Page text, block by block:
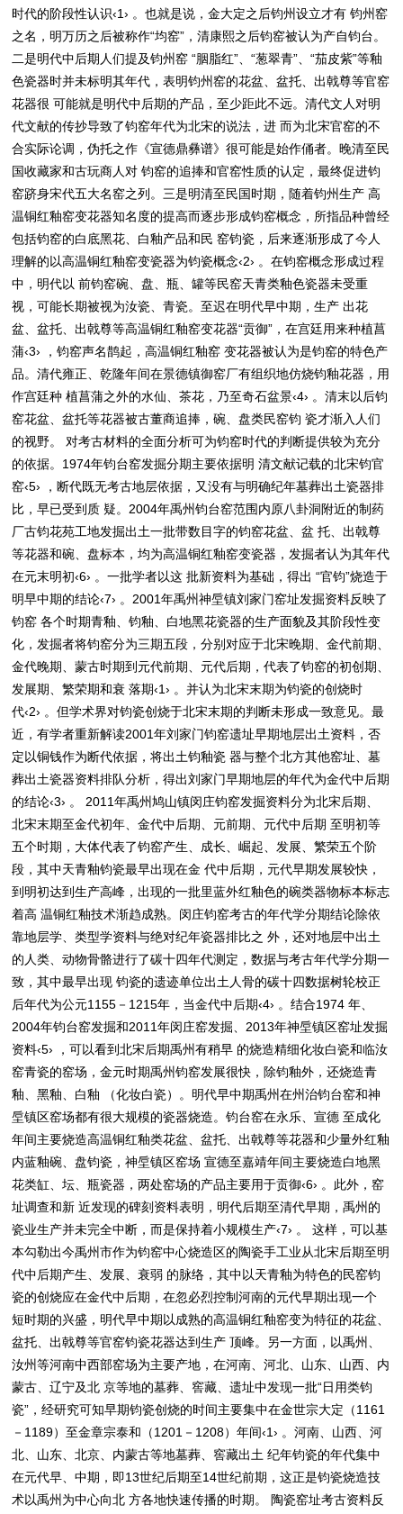
时代的阶段性认识‹1› 。也就是说，金大定之后钧州设立才有 钧州窑
之名，明万历之后被称作“均窑”，清康熙之后钧窑被认为产自钧台。
二是明代中后期人们提及钧州窑 “胭脂红”、“葱翠青”、“茄皮紫”等釉
色瓷器时并未标明其年代，表明钧州窑的花盆、盆托、出戟尊等官窑
花器很 可能就是明代中后期的产品，至少距此不远。清代文人对明
代文献的传抄导致了钧窑年代为北宋的说法，进 而为北宋官窑的不
合实际论调，伪托之作《宣德鼎彝谱》很可能是始作俑者。晚清至民
国收藏家和古玩商人对 钧窑的追捧和官窑性质的认定，最终促进钧
窑跻身宋代五大名窑之列。三是明清至民国时期，随着钧州生产 高
温铜红釉窑变花器知名度的提高而逐步形成钧窑概念，所指品种曾经
包括钧窑的白底黑花、白釉产品和民 窑钧瓷，后来逐渐形成了今人
理解的以高温铜红釉窑变瓷器为钧瓷概念‹2› 。在钧窑概念形成过程
中，明代以 前钧窑碗、盘、瓶、罐等民窑天青类釉色瓷器未受重
视，可能长期被视为汝瓷、青瓷。至迟在明代早中期，生产 出花
盆、盆托、出戟尊等高温铜红釉窑变花器“贡御”，在宫廷用来种植菖
蒲‹3› ，钧窑声名鹊起，高温铜红釉窑 变花器被认为是钧窑的特色产
品。清代雍正、乾隆年间在景德镇御窑厂有组织地仿烧钧釉花器，用
作宫廷种 植菖蒲之外的水仙、茶花，乃至奇石盆景‹4› 。清末以后钧
窑花盆、盆托等花器被古董商追捧，碗、盘类民窑钧 瓷才渐入人们
的视野。 对考古材料的全面分析可为钧窑时代的判断提供较为充分
的依据。1974年钧台窑发掘分期主要依据明 清文献记载的北宋钧官
窑‹5› ，断代既无考古地层依据，又没有与明确纪年墓葬出土瓷器排
比，早已受到质 疑。2004年禹州钧台窑范围内原八卦洞附近的制药
厂古钧花苑工地发掘出土一批带数目字的钧窑花盆、盆 托、出戟尊
等花器和碗、盘标本，均为高温铜红釉窑变瓷器，发掘者认为其年代
在元末明初‹6› 。一批学者以这 批新资料为基础，得出 “官钧”烧造于
明早中期的结论‹7› 。2001年禹州神垕镇刘家门窑址发掘资料反映了
钧窑 各个时期青釉、钧釉、白地黑花瓷器的生产面貌及其阶段性变
化，发掘者将钧窑分为三期五段，分别对应于北宋晚期、金代前期、
金代晚期、蒙古时期到元代前期、元代后期，代表了钧窑的初创期、
发展期、繁荣期和衰 落期‹1› 。并认为北宋末期为钧瓷的创烧时
代‹2› 。但学术界对钧瓷创烧于北宋末期的判断未形成一致意见。最
近，有学者重新解读2001年刘家门钧窑遗址早期地层出土资料，否
定以铜钱作为断代依据，将出土钧釉瓷 器与整个北方其他窑址、墓
葬出土瓷器资料排队分析，得出刘家门早期地层的年代为金代中后期
的结论‹3› 。 2011年禹州鸠山镇闵庄钧窑发掘资料分为北宋后期、
北宋末期至金代初年、金代中后期、元前期、元代中后期 至明初等
五个时期，大体代表了钧窑产生、成长、崛起、发展、繁荣五个阶
段，其中天青釉钧瓷最早出现在金 代中后期，元代早期发展较快，
到明初达到生产高峰，出现的一批里蓝外红釉色的碗类器物标本标志
着高 温铜红釉技术渐趋成熟。闵庄钧窑考古的年代学分期结论除依
靠地层学、类型学资料与绝对纪年瓷器排比之 外，还对地层中出土
的人类、动物骨骼进行了碳十四年代测定，数据与考古年代学分期一
致，其中最早出现 钧瓷的遗迹单位出土人骨的碳十四数据树轮校正
后年代为公元1155－1215年，当金代中后期‹4› 。结合1974 年、
2004年钧台窑发掘和2011年闵庄窑发掘、2013年神垕镇区窑址发掘
资料‹5› ，可以看到北宋后期禹州有稍早 的烧造精细化妆白瓷和临汝
窑青瓷的窑场，金元时期禹州钧窑发展很快，除钧釉外，还烧造青
釉、黑釉、白釉 （化妆白瓷）。明代早中期禹州在州治钧台窑和神
垕镇区窑场都有很大规模的瓷器烧造。钧台窑在永乐、宣德 至成化
年间主要烧造高温铜红釉类花盆、盆托、出戟尊等花器和少量外红釉
内蓝釉碗、盘钧瓷，神垕镇区窑场 宣德至嘉靖年间主要烧造白地黑
花类缸、坛、瓶瓷器，两处窑场的产品主要用于贡御‹6› 。此外，窑
址调查和新 近发现的碑刻资料表明，明代后期至清代早期，禹州的
瓷业生产并未完全中断，而是保持着小规模生产‹7› 。 这样，可以基
本勾勒出今禹州市作为钧窑中心烧造区的陶瓷手工业从北宋后期至明
代中后期产生、发展、衰弱 的脉络，其中以天青釉为特色的民窑钧
瓷的创烧应在金代中后期，在忽必烈控制河南的元代早期出现一个
短时期的兴盛，明代早中期以成熟的高温铜红釉窑变为特征的花盆、
盆托、出戟尊等官窑钧瓷花器达到生产 顶峰。另一方面，以禹州、
汝州等河南中西部窑场为主要产地，在河南、河北、山东、山西、内
蒙古、辽宁及北 京等地的墓葬、窖藏、遗址中发现一批“日用类钧
瓷”，经研究可知早期钧瓷创烧的时间主要集中在金世宗大定（1161
－1189）至金章宗泰和（1201－1208）年间‹1› 。河南、山西、河
北、山东、北京、内蒙古等地墓葬、窖藏出土 纪年钧瓷的年代集中
在元代早、中期，即13世纪后期至14世纪前期，这正是钧瓷烧造技
术以禹州为中心向北 方各地快速传播的时期。 陶瓷窑址考古资料反